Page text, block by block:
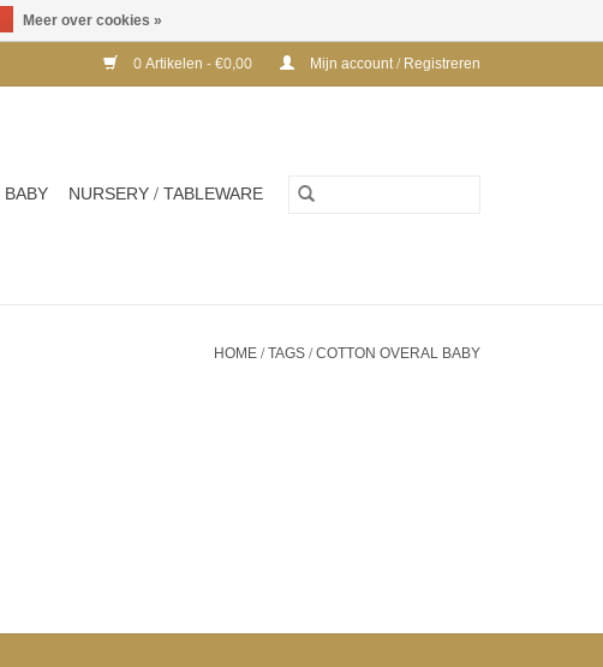
0 Artikelen - €0,00 Mijn account / Registreren
BABY NURSERY / TABLEWARE
HOME/TAGS/COTTON OVERAL BABY
Meer over cookies »